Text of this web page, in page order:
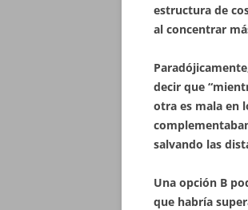
estructura de
al concentrar
decir que
otra es mala en
salvando las
Una opción B
que habría